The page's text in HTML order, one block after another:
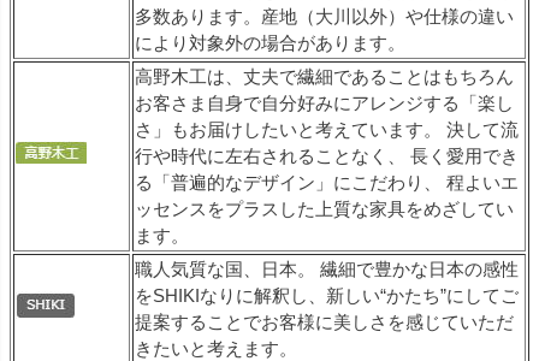
多数あります。産地（大川以外）や仕様の違い
により対象外の場合があります。
高野木工は、丈夫で繊細であることはもちろん
お客さま自身で自分好みにアレンジする「楽し
さ」もお届けしたいと考えています。 決して流
行や時代に左右されることなく、 長く愛用でき
る「普遍的なデザイン」にこだわり、 程よいエ
ッセンスをプラスした上質な家具をめざしてい
ます。
職人気質な国、日本。 繊細で豊かな日本の感性
をSHIKIなりに解釈し、新しい“かたち”にしてご
提案することでお客様に美しさを感じていただ
きたいと考えます。